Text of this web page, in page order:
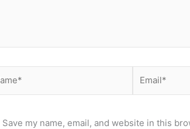
Save my name, email, and website in this